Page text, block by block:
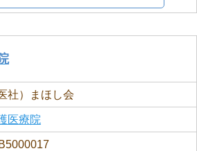
社）まほし会
医療院